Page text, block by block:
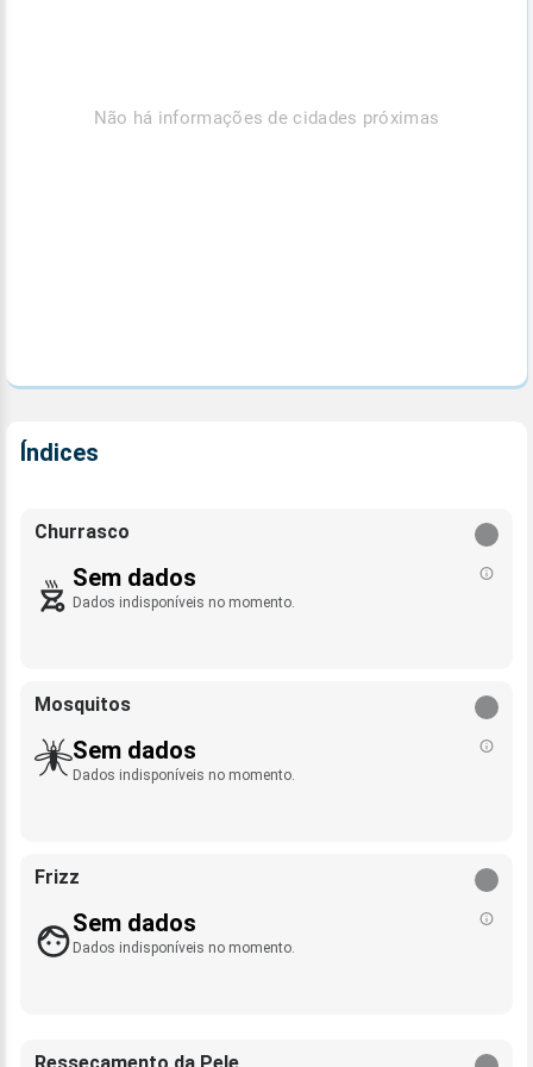
Não há informações de cidades próximas
Índices
Churrasco
Sem dados
Dados indisponíveis no momento.
Mosquitos
Sem dados
Dados indisponíveis no momento.
Frizz
Sem dados
Dados indisponíveis no momento.